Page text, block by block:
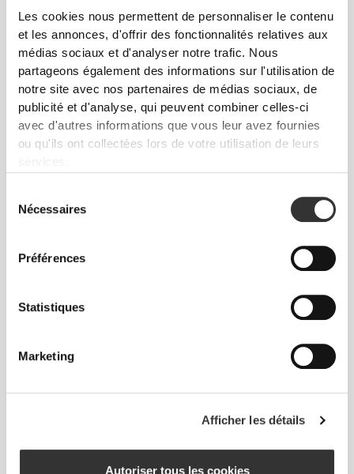
Les cookies nous permettent de personnaliser le contenu
et les annonces, d'offrir des fonctionnalités relatives aux
médias sociaux et d'analyser notre trafic. Nous
partageons également des informations sur l'utilisation de
notre site avec nos partenaires de médias sociaux, de
publicité et d'analyse, qui peuvent combiner celles-ci
avec d'autres informations que vous leur avez fournies
ou qu'ils ont collectées lors de votre utilisation de leurs
services.
Nécessaires
Préférences
Statistiques
Marketing
Afficher les détails
Autoriser tous les cookies
MOUVEMENT
Léger et ultra-doux, le soutien-gorge triangle
Daily s'adapte à chacun de tes mouvements.
Conçu pour courir, soulever des poids et
s'étirer avec toi tout en te procurant un
maintien sans effort tout au long de la
journée.
CARACTÉRISTIQUES
COUPE TRIANGULAIRE
confortable, sans armatures, de forme
triangle classique, idéal pour les petites
impact avec un ajustement très